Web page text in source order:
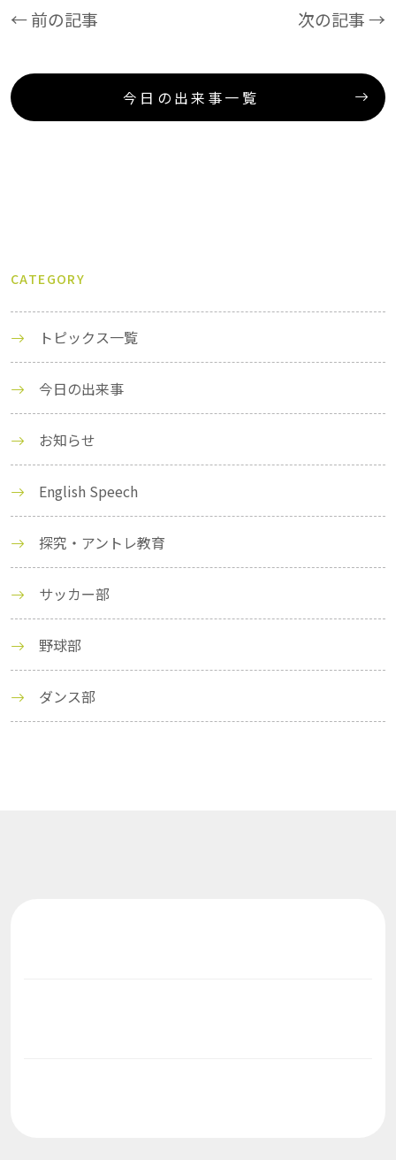
← 前の記事 次の記事 →
今日の出来事一覧
CATEGORY
トピックス一覧
今日の出来事
お知らせ
English Speech
探究・アントレ教育
サッカー部
野球部
ダンス部